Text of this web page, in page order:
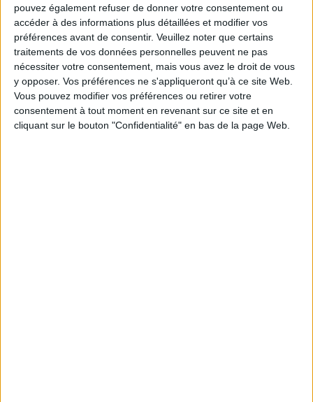
pouvez également refuser de donner votre consentement ou
accéder à des informations plus détaillées et modifier vos
préférences avant de consentir. Veuillez noter que certains
traitements de vos données personnelles peuvent ne pas
nécessiter votre consentement, mais vous avez le droit de vous
y opposer. Vos préférences ne s'appliqueront qu’à ce site Web.
Vous pouvez modifier vos préférences ou retirer votre
consentement à tout moment en revenant sur ce site et en
cliquant sur le bouton "Confidentialité" en bas de la page Web.
LES DERNIÈRES PARUTIONS